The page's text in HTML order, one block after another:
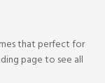
that perfect for
page to see all